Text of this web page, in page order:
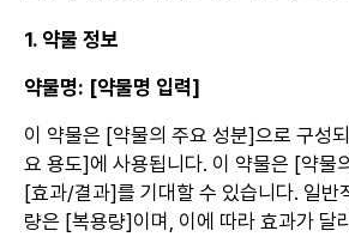
1. 약물 정보
약물명: [약물명 입력]
이 약물은 [약물의 주요 성분]으로 구성
요 용도]에 사용됩니다. 이 약물은 [약물
[효과/결과]를 기대할 수 있습니다. 일반
량은 [복용량]이며, 이에 따라 효과가 달